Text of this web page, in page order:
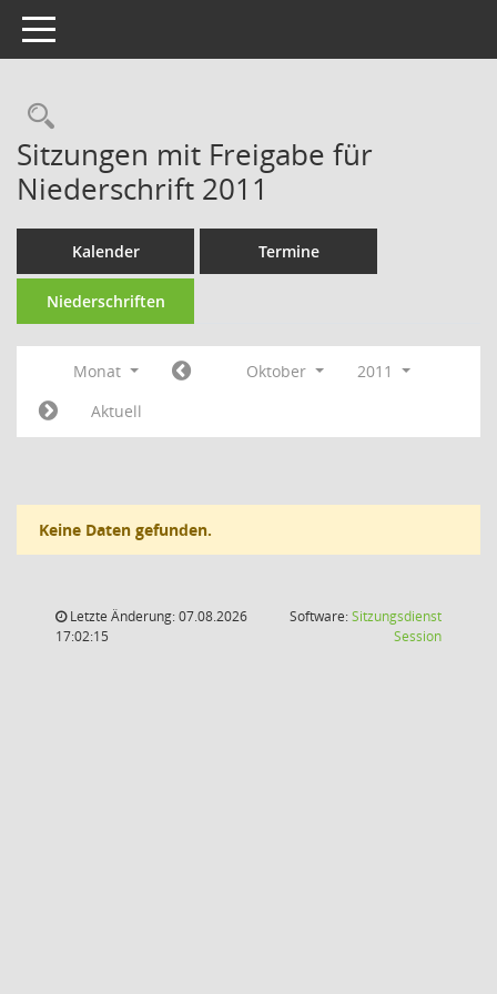
Toggle navigation
Rechercheauswahl
Sitzungen mit Freigabe für
Niederschrift 2011
Kalender Termine
Niederschriften
Monat Oktober
2011
Aktuell
Keine Daten gefunden.
Letzte Änderung: 07.08.2026
17:02:15
Software:Sitzungsdienst
Session(Wird in